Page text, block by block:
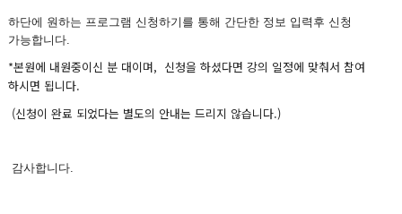
하단에 원하는 프로그램 신청하기를 통해 간단한 정보 입력후 신청
가능합니다.
*본원에 내원중이신 분 대이며, 신청을 하셨다면 강의 일정에 맞춰서 참여
하시면 됩니다.
(신청이 완료 되었다는 별도의 안내는 드리지 않습니다.)
감사합니다.